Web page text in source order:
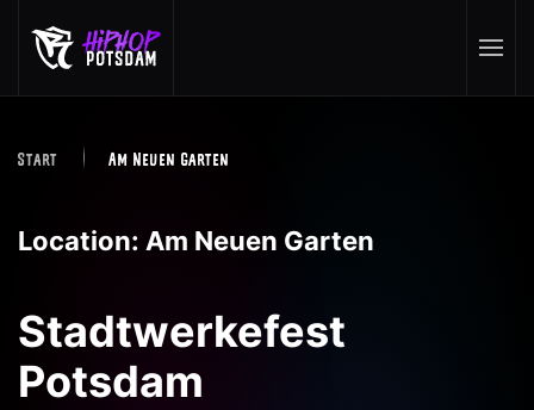
Skip to main content
Start Am Neuen Garten
Location: Am Neuen Garten
Stadtwerkefest
Potsdam